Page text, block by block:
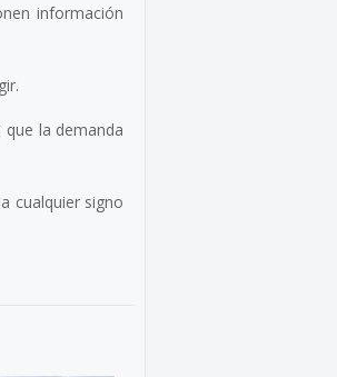
información
la demanda
cualquier signo